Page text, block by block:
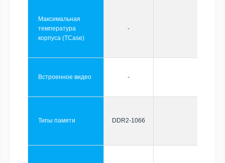
Максимальная
температура
корпуса (TCase)
-
Встроенное видео -
Типы памяти DDR2-1066